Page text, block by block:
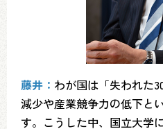
藤井： わが国は「失われた
減少や産業競争力の低下と
す。こうした中、国立大学